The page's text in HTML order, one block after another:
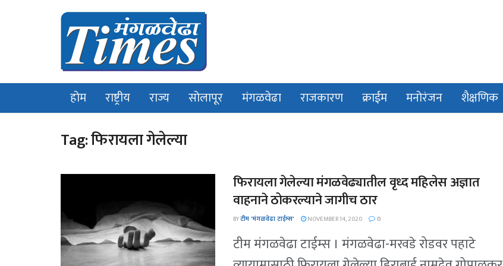
होम राष्ट्रीय राज्य सोलापूर मंगळवेढा राजकारण क्राईम मनोरंजन शैक्षणिक
Tag:फिरायला गेलेल्या
फिरायला गेलेल्या मंगळवेढ्यातील वृध्द महिलेस अज्ञात
वाहनाने ठोकरल्याने जागीच ठार
BYटीम 'मंगळवेढा टाईम्स' NOVEMBER 14, 2020 0
टीम मंगळवेढा टाईम्स । मंगळवेढा-मरवडे रोडवर पहाटे